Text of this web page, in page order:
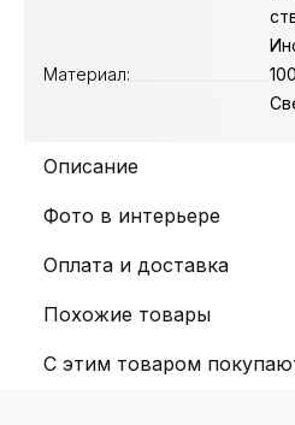
С этим товаром
Материал:
Описание
Фото в интерьере
Оплата и доставка
Похожие товары